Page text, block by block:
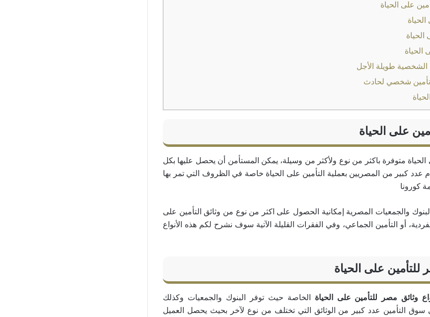
على الحياة
الحياة
الشخصية طويلة الأجل
تأمين شخصي لحادث
على الحياة
متوفرة باكثر من نوع ولأكثر من وسيلة، يمكن المستأمن أن يحصل عليها بكل
عدد كبير من المصريين بعملية التأمين على الحياة خاصة في الظروف التي تمر بها
كورونا
والجمعيات المصرية إمكانية الحصول على اكثر من نوع من وثائق التأمين على
أو التأمين الجماعي، وفي الفقرات القليلة الآتية سوف نشرح لكم هذه الأنواع
للتأمين على الحياة
وثائق مصر للتأمين على الحياة الخاصة حيث توفر البنوك والجمعيات وكذلك
سوق التأمين عدد كبير من الوثائق التي تختلف من نوع لآخر بحيث يحصل العميل